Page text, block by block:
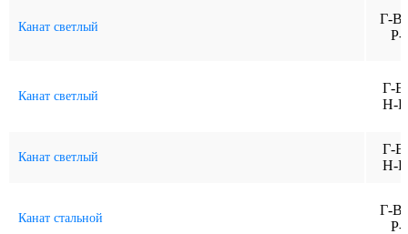
Канат светлый
Г-
Р-
Канат светлый
Г-
Н-
Канат светлый
Г-
Н-
Канат стальной
Г-
Р-